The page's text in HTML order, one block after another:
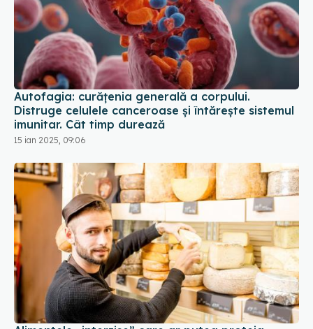
Autofagia: curățenia generală a corpului.
Distruge celulele canceroase și întărește sistemul
imunitar. Cât timp durează
15 ian 2025, 09:06
Alimentele „interzise” care ar putea proteja
creierul: ce arată un studiu pe 25 de ani
20 dec 2025, 15:00